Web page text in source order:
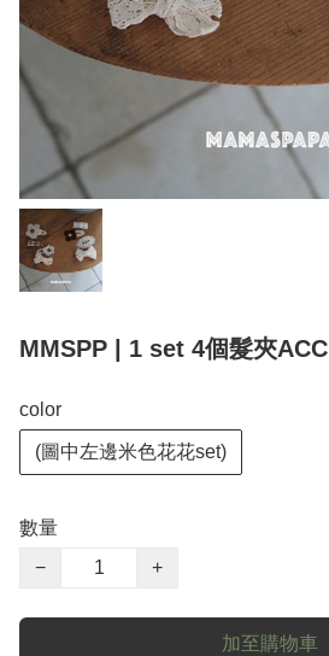
MMSPP | 1 set 4個髮夾ACC
color
(圖中左邊米色花花set)
數量
−
+
加至購物車